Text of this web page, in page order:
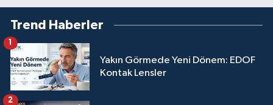
Trend Haberler
Yakın Görmede Yeni Dönem: EDOF
Kontak Lensler
1
2